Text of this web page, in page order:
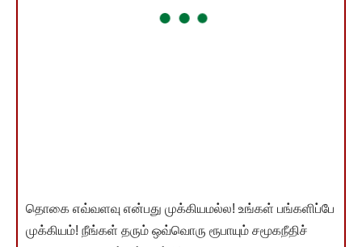
தொகை எவ்வளவு என்பது முக்கியமல்ல! உங்கள் பங்களிப்பே
முக்கியம்! நீங்கள் தரும் ஒவ்வொரு ரூபாயும் சமூகநீதிச்